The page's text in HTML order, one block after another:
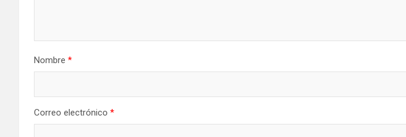
Nombre *
Correo electrónico *